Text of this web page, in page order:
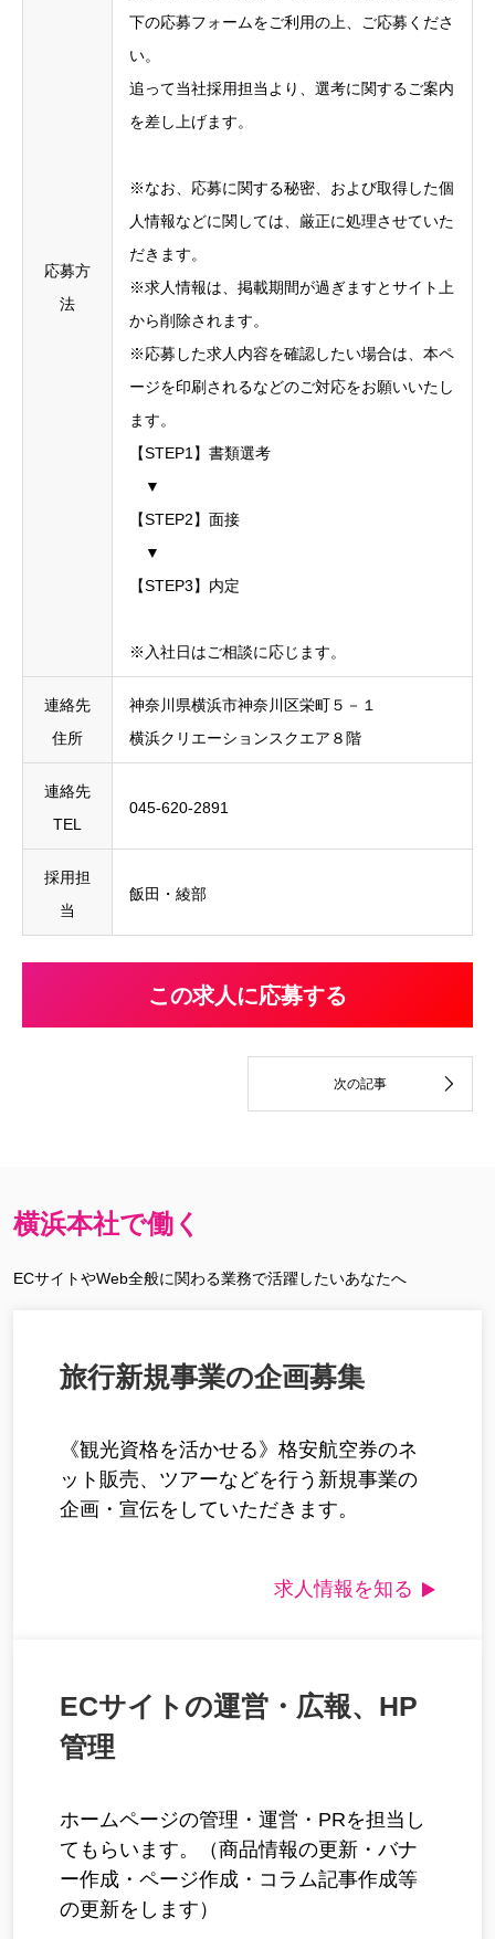
応募方
法
下の応募フォームをご利用の上、ご応募くださ
い。
追って当社採用担当より、選考に関するご案内
を差し上げます。
※なお、応募に関する秘密、および取得した個
人情報などに関しては、厳正に処理させていた
だきます。
※求人情報は、掲載期間が過ぎますとサイト上
から削除されます。
※応募した求人内容を確認したい場合は、本ペ
ージを印刷されるなどのご対応をお願いいたし
ます。
【STEP1】書類選考
▼
【STEP2】面接
▼
【STEP3】内定
※入社日はご相談に応じます。
連絡先
住所
神奈川県横浜市神奈川区栄町５－１
横浜クリエーションスクエア８階
連絡先
TEL
045-620-2891
採用担
当
飯田・綾部
この求人に応募する
横浜本社で働く
ECサイトやWeb全般に関わる業務で活躍したいあなたへ
旅行新規事業の企画募集
《観光資格を活かせる》格安航空券のネ
ット販売、ツアーなどを行う新規事業の
企画・宣伝をしていただきます。
求人情報を知る
ECサイトの運営・広報、HP
管理
ホームページの管理・運営・PRを担当し
てもらいます。（商品情報の更新・バナ
ー作成・ページ作成・コラム記事作成等
の更新をします）